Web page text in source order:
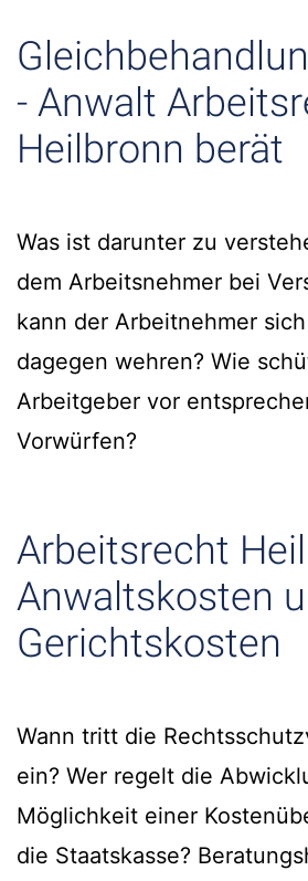
- Anwalt
Heilbronn berät
Was ist darunter zu
dem Arbeitsnehmer bei
kann der Arbeitnehmer
dagegen wehren? Wie
Arbeitgeber vor
Vorwürfen?
Arbeitsrecht
Anwaltskosten
Gerichtskosten
Wann tritt die
ein? Wer regelt die
Möglichkeit einer
die Staatskasse?